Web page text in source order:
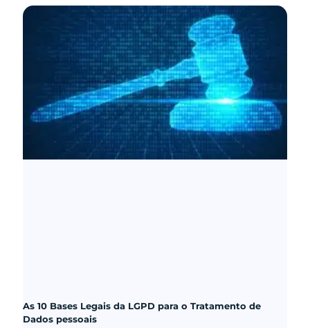
As 10 Bases Legais da LGPD para o Tratamento de
Dados pessoais